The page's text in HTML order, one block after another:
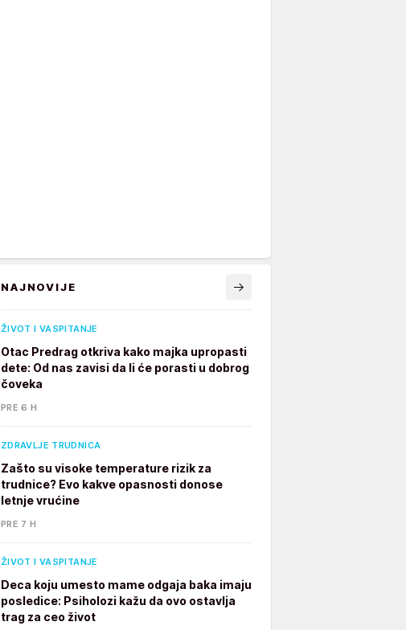
NAJNOVIJE
ŽIVOT I VASPITANJE
Otac Predrag otkriva kako majka upropasti
dete: Od nas zavisi da li će porasti u dobrog
čoveka
PRE 6 H
ZDRAVLJE TRUDNICA
Zašto su visoke temperature rizik za
trudnice? Evo kakve opasnosti donose
letnje vrućine
PRE 7 H
ŽIVOT I VASPITANJE
Deca koju umesto mame odgaja baka imaju
posledice: Psiholozi kažu da ovo ostavlja
trag za ceo život